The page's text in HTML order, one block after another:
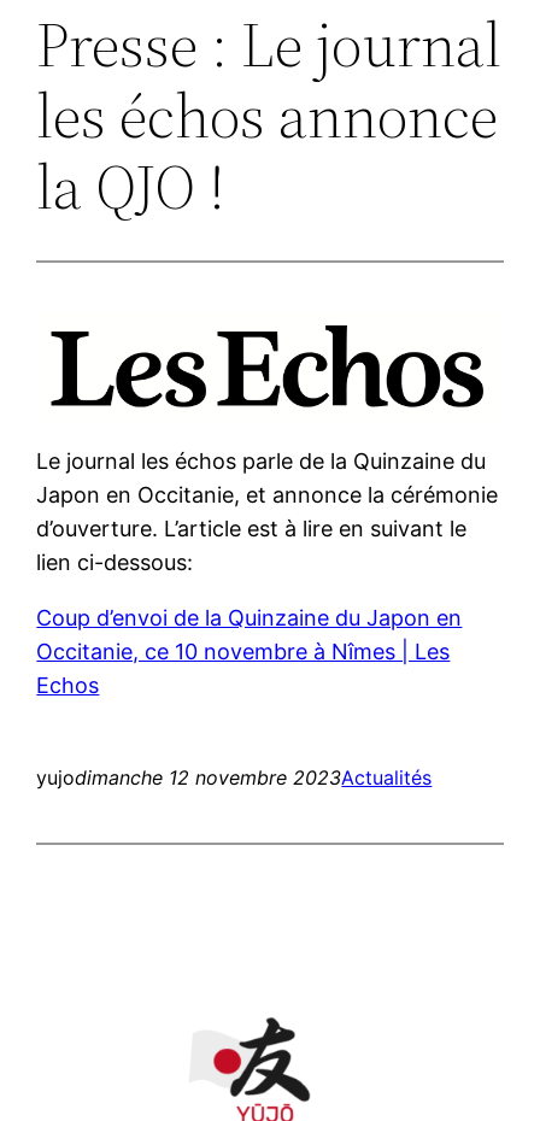
Presse : Le journal
les échos annonce
la QJO !
Le journal les échos parle de la Quinzaine du
Japon en Occitanie, et annonce la cérémonie
d’ouverture. L’article est à lire en suivant le
lien ci-dessous:
Coup d’envoi de la Quinzaine du Japon en
Occitanie, ce 10 novembre à Nîmes | Les
Echos
yujodimanche 12 novembre 2023Actualités